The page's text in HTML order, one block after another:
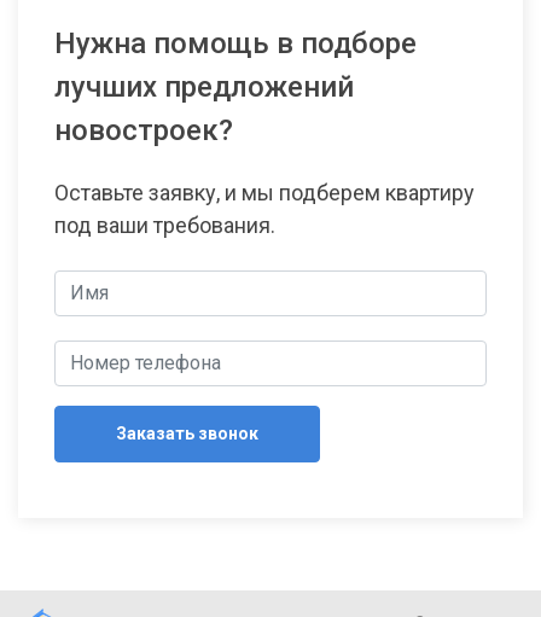
Нужна помощь в подборе
лучших предложений
новостроек?
Оставьте заявку, и мы подберем квартиру
под ваши требования.
Заказать звонок